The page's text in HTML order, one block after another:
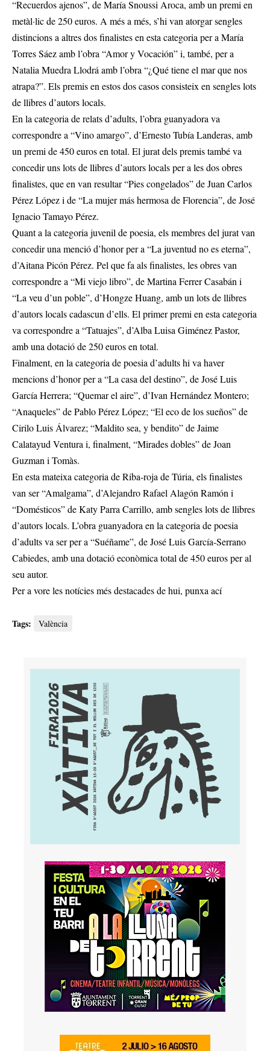
“Recuerdos ajenos”, de María Snoussi Aroca, amb un premi en
metàl·lic de 250 euros. A més a més, s’hi van atorgar sengles
distincions a altres dos finalistes en esta categoria per a María
Torres Sáez amb l’obra “Amor y Vocación” i, també, per a
Natalia Muedra Llodrá amb l’obra “¿Qué tiene el mar que nos
atrapa?”. Els premis en estos dos casos consisteix en sengles lots
de llibres d’autors locals.
En la categoria de relats d’adults, l’obra guanyadora va
correspondre a “Vino amargo”, d’Ernesto Tubía Landeras, amb
un premi de 450 euros en total. El jurat dels premis també va
concedir uns lots de llibres d’autors locals per a les dos obres
finalistes, que en van resultar “Pies congelados” de Juan Carlos
Pérez López i de “La mujer más hermosa de Florencia”, de José
Ignacio Tamayo Pérez.
Quant a la categoria juvenil de poesia, els membres del jurat van
concedir una menció d’honor per a “La juventud no es eterna”,
d’Aitana Picón Pérez. Pel que fa als finalistes, les obres van
correspondre a “Mi viejo libro”, de Martina Ferrer Casabán i
“La veu d’un poble”, d’Hongze Huang, amb un lots de llibres
d’autors locals cadascun d’ells. El primer premi en esta categoria
va correspondre a “Tatuajes”, d’Alba Luisa Giménez Pastor,
amb una dotació de 250 euros en total.
Finalment, en la categoria de poesia d’adults hi va haver
mencions d’honor per a “La casa del destino”, de José Luis
García Herrera; “Quemar el aire”, d’Ivan Hernández Montero;
“Anaqueles” de Pablo Pérez López; “El eco de los sueños” de
Cirilo Luis Álvarez; “Maldito sea, y bendito” de Jaime
Calatayud Ventura i, finalment, “Mirades dobles” de Joan
Guzman i Tomàs.
En esta mateixa categoria de Riba-roja de Túria, els finalistes
van ser “Amalgama”, d’Alejandro Rafael Alagón Ramón i
“Domésticos” de Katy Parra Carrillo, amb sengles lots de llibres
d’autors locals. L’obra guanyadora en la categoria de poesia
d’adults va ser per a “Suéñame”, de José Luis García-Serrano
Cabiedes, amb una dotació econòmica total de 450 euros per al
seu autor.
Per a vore les notícies més destacades de hui, punxa ací
Tags: València